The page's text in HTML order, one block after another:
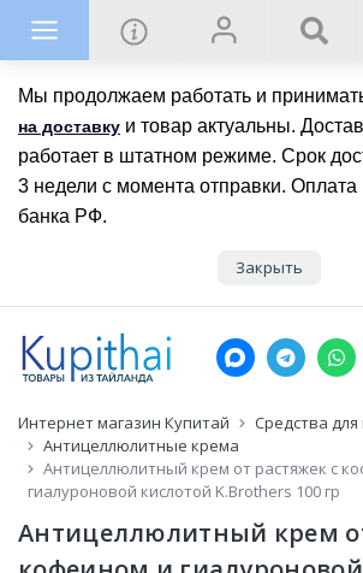
Мы продолжаем работать и
на доставку и товар актуальны.
работает в штатном режиме. Срок
3 недели с момента отправки. Оплата
банка РФ.
Закрыть
Интернет магазин Купитай
Средства
Антицеллюлитные крема
Антицеллюлитный крем от растяжек с
гиалуроновой кислотой K.Brothers 100 гр
Антицеллюлитный крем